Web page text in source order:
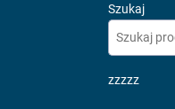
Szukaj
zzzzz